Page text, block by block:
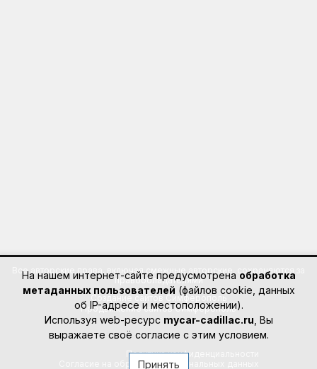
На нашем интернет-сайте предусмотрена обработка
метаданных пользователей (файлов cookie, данных
об IP-адресе и местоположении).
Используя web-ресурс mycar-cadillac.ru , Вы
выражаете своё согласие с этим условием.
Принять
Все авторские права, включая смежные авторские, сохраняются за
правообладателями
Создание сайтов Симферополь
Продвижение сайтов Симферополь
Политика конфиденциальности
Согласие на обработку персональных данных